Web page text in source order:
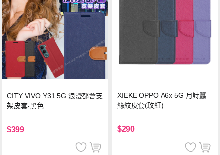
CITY VIVO Y31 5G 浪漫都會支
架皮套-黑色
$399
XIEKE OPPO A6x 5G 月詩蠶
絲紋皮套(玫紅)
$290